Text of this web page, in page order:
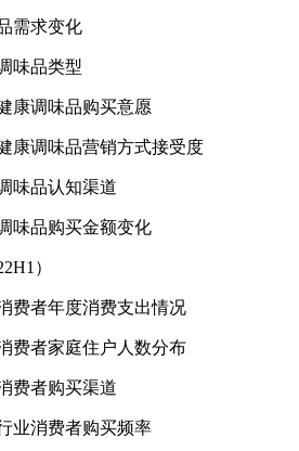
需求变化
味品类型
康调味品购买意愿
康调味品营销方式接受度
味品认知渠道
味品购买金额变化
）
费者年度消费支出情况
费者家庭住户人数分布
费者购买渠道
业消费者购买频率